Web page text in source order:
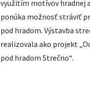
využitím motívov hradnej
ponúka možnosť stráviť
pod hradom. Výstavba
realizovala ako projekt
pod hradom Strečno“.